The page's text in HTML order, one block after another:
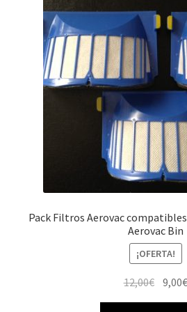
Pack Filtros Aerovac
Aerovac Bin
¡OFERTA!
12,00€ El9,00€